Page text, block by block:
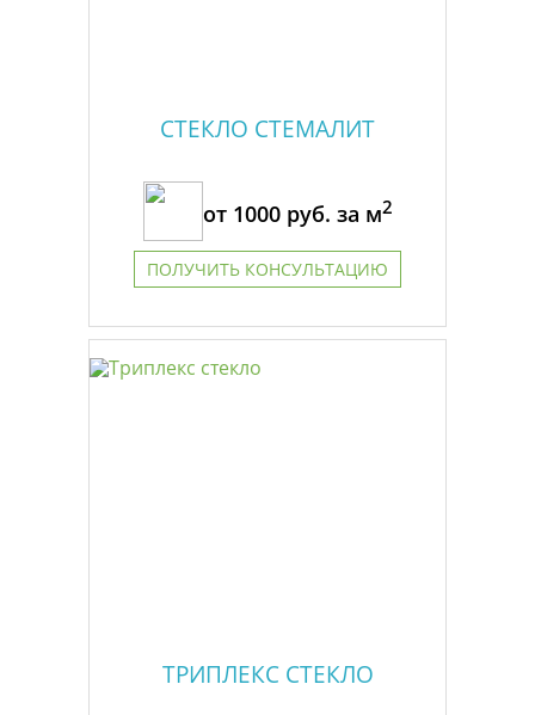
СТЕКЛО СТЕМАЛИТ
от 1000руб. за м2
ПОЛУЧИТЬ КОНСУЛЬТАЦИЮ
ТРИПЛЕКС СТЕКЛО